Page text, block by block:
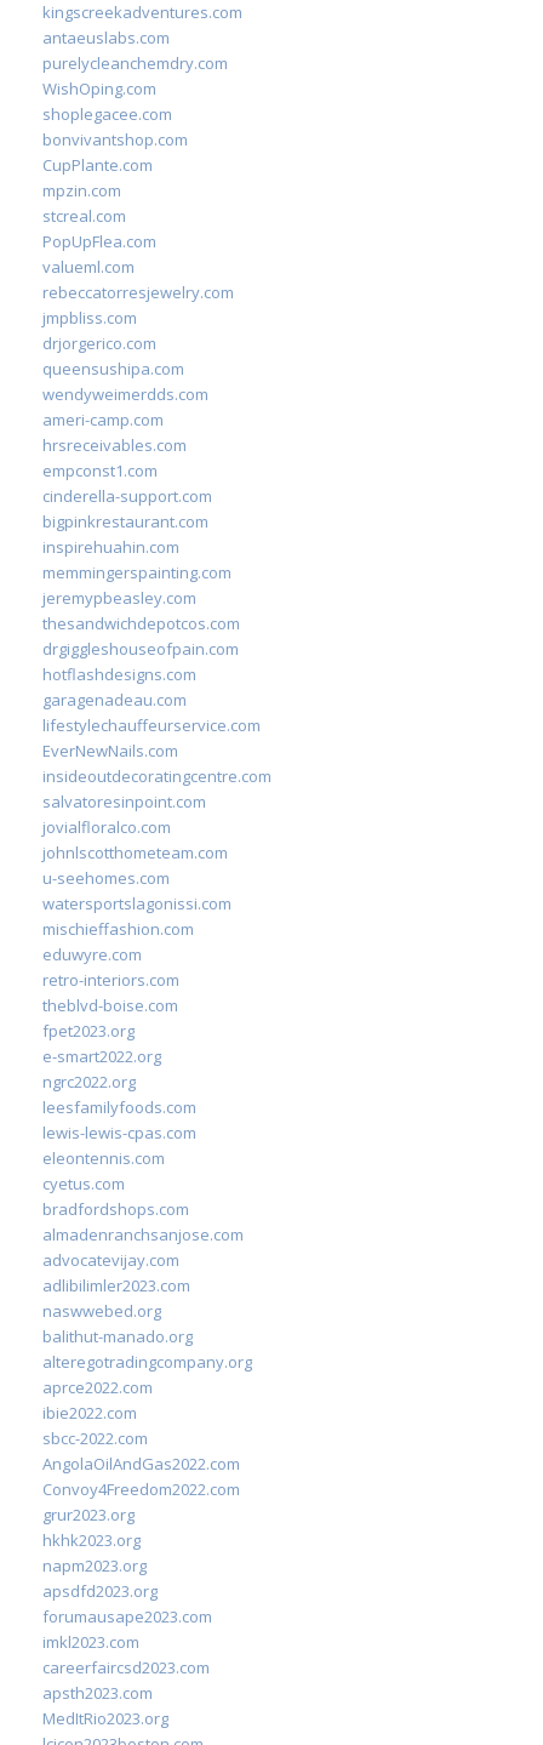
kingscreekadventures.com
antaeuslabs.com
purelycleanchemdry.com
WishOping.com
shoplegacee.com
bonvivantshop.com
CupPlante.com
mpzin.com
stcreal.com
PopUpFlea.com
valueml.com
rebeccatorresjewelry.com
jmpbliss.com
drjorgerico.com
queensushipa.com
wendyweimerdds.com
ameri-camp.com
hrsreceivables.com
empconst1.com
cinderella-support.com
bigpinkrestaurant.com
inspirehuahin.com
memmingerspainting.com
jeremypbeasley.com
thesandwichdepotcos.com
drgiggleshouseofpain.com
hotflashdesigns.com
garagenadeau.com
lifestylechauffeurservice.com
EverNewNails.com
insideoutdecoratingcentre.com
salvatoresinpoint.com
jovialfloralco.com
johnlscotthometeam.com
u-seehomes.com
watersportslagonissi.com
mischieffashion.com
eduwyre.com
retro-interiors.com
theblvd-boise.com
fpet2023.org
e-smart2022.org
ngrc2022.org
leesfamilyfoods.com
lewis-lewis-cpas.com
eleontennis.com
cyetus.com
bradfordshops.com
almadenranchsanjose.com
advocatevijay.com
adlibilimler2023.com
naswwebed.org
balithut-manado.org
alteregotradingcompany.org
aprce2022.com
ibie2022.com
sbcc-2022.com
AngolaOilAndGas2022.com
Convoy4Freedom2022.com
grur2023.org
hkhk2023.org
napm2023.org
apsdfd2023.org
forumausape2023.com
imkl2023.com
careerfaircsd2023.com
apsth2023.com
MedItRio2023.org